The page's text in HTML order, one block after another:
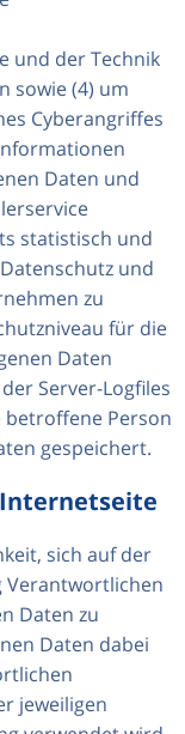
und der Technik
sowie (4) um
Cyberangriffes
Daten und
statistisch und
und
zu
für die
Daten
Server-Logfiles
Person
gespeichert.
sich auf der
Verantwortlichen
Daten zu
Daten dabei
jeweiligen